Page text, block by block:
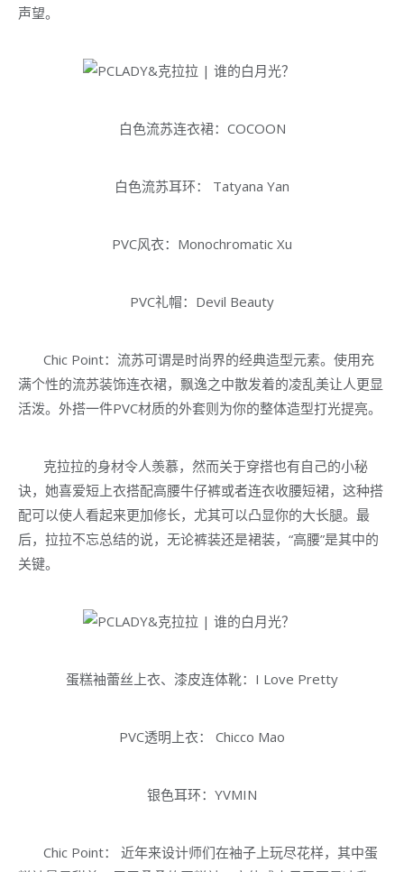
声望。
白色流苏连衣裙：COCOON
白色流苏耳环： Tatyana Yan
PVC风衣：Monochromatic Xu
PVC礼帽：Devil Beauty
Chic Point：流苏可谓是时尚界的经典造型元素。使用充
满个性的流苏装饰连衣裙，飘逸之中散发着的凌乱美让人更显
活泼。外搭一件PVC材质的外套则为你的整体造型打光提亮。
克拉拉的身材令人羡慕，然而关于穿搭也有自己的小秘
诀，她喜爱短上衣搭配高腰牛仔裤或者连衣收腰短裙，这种搭
配可以使人看起来更加修长，尤其可以凸显你的大长腿。最
后，拉拉不忘总结的说，无论裤装还是裙装，“高腰”是其中的
关键。
蛋糕袖蕾丝上衣、漆皮连体靴：I Love Pretty
PVC透明上衣： Chicco Mao
银色耳环：YVMIN
Chic Point： 近年来设计师们在袖子上玩尽花样，其中蛋